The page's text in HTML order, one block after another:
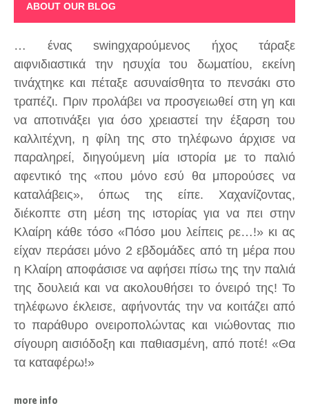
ABOUT OUR BLOG
… ένας swingχαρούμενος ήχος τάραξε
αιφνιδιαστικά την ησυχία του δωματίου, εκείνη
τινάχτηκε και πέταξε ασυναίσθητα το πενσάκι στο
τραπέζι. Πριν προλάβει να προσγειωθεί στη γη και
να αποτινάξει για όσο χρειαστεί την έξαρση του
καλλιτέχνη, η φίλη της στο τηλέφωνο άρχισε να
παραληρεί, διηγούμενη μία ιστορία με το παλιό
αφεντικό της «που μόνο εσύ θα μπορούσες να
καταλάβεις», όπως της είπε. Χαχανίζοντας,
διέκοπτε στη μέση της ιστορίας για να πει στην
Κλαίρη κάθε τόσο «Πόσο μου λείπεις ρε…!» κι ας
είχαν περάσει μόνο 2 εβδομάδες από τη μέρα που
η Κλαίρη αποφάσισε να αφήσει πίσω της την παλιά
της δουλειά και να ακολουθήσει το όνειρό της! Το
τηλέφωνο έκλεισε, αφήνοντάς την να κοιτάζει από
το παράθυρο ονειροπολώντας και νιώθοντας πιο
σίγουρη αισιόδοξη και παθιασμένη, από ποτέ! «Θα
τα καταφέρω!»
more info